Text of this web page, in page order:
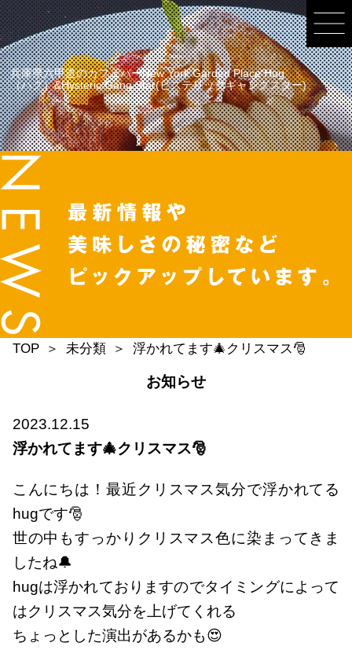
兵庫県六甲道のカフェバーNew York Garden Place Hug
（ハグ）&Hysteric Gang Star(ヒステリックギャングスター)
TOP 未分類 浮かれてます🎄クリスマス🎅
お知らせ
2023.12.15
浮かれてます🎄クリスマス🎅
こんにちは！最近クリスマス気分で浮かれてる
hugです🎅
世の中もすっかりクリスマス色に染まってきま
したね🔔
hugは浮かれておりますのでタイミングによって
はクリスマス気分を上げてくれる
ちょっとした演出があるかも😍